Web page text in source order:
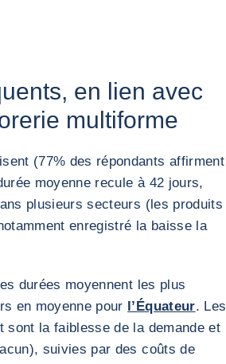
en lien avec
multiforme
(77% des répondants affirment
moyenne recule à 42 jours,
plusieurs secteurs (les produits
enregistré la baisse la
durées moyennent les plus
en moyenne pour l’Équateur. Les
la faiblesse de la demande et
suivies par des coûts de